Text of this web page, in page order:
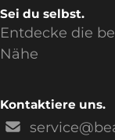
Sei du selbst.
Entdecke die
Nähe
Kontaktiere uns.